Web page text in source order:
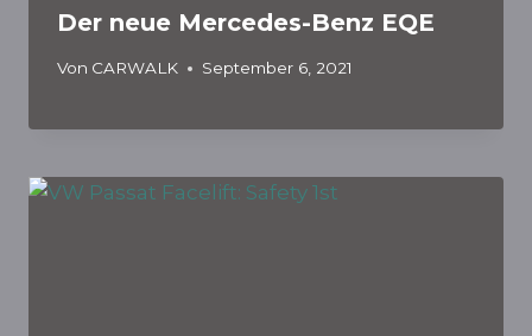
Der neue Mercedes-Benz EQE
Von CARWALK September 6, 2021